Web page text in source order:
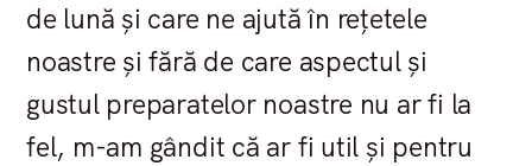
de lună și care ne ajută în rețetele
noastre și fără de care aspectul și
gustul preparatelor noastre nu ar fi la
fel, m-am gândit că ar fi util și pentru